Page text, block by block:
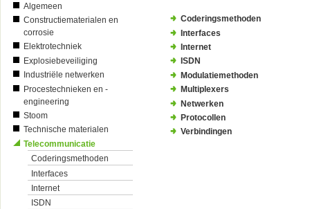
Algemeen
Constructiematerialen en
corrosie
Elektrotechniek
Explosiebeveiliging
Industriële netwerken
Procestechnieken en -
engineering
Stoom
Technische materialen
Telecommunicatie
Coderingsmethoden
Interfaces
Internet
ISDN
Coderingsmethoden
Interfaces
Internet
ISDN
Modulatiemethoden
Multiplexers
Netwerken
Protocollen
Verbindingen